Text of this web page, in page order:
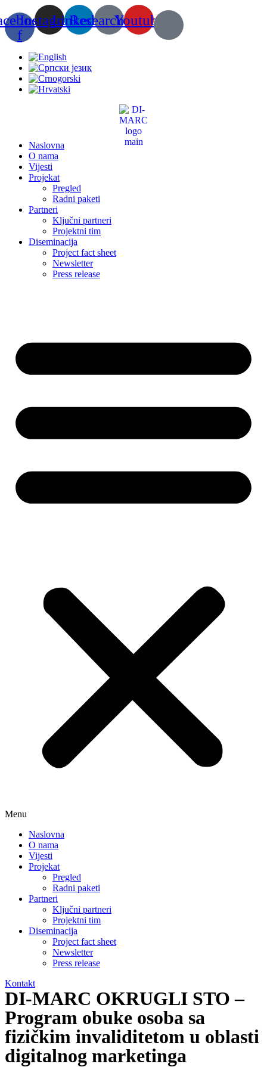
to
content
f
InstagramLinkedin
Researchgate
Youtube
Naslovna
O nama
Vijesti
Projekat
Pregled
Radni paketi
Partneri
Ključni partneri
Projektni tim
Diseminacija
Project fact sheet
Newsletter
Press release
Menu
Naslovna
O nama
Vijesti
Projekat
Pregled
Radni paketi
Partneri
Ključni partneri
Projektni tim
Diseminacija
Project fact sheet
Newsletter
Press release
Kontakt
DI-MARC OKRUGLI STO –
Program obuke osoba sa
fizičkim invaliditetom u oblasti
digitalnog marketinga